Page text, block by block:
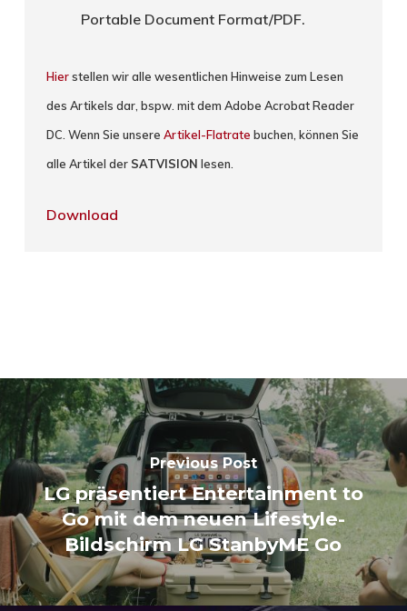
Portable Document Format/PDF.
Hierstellen wir alle wesentlichen Hinweise zum Lesen
des Artikels dar, bspw. mit dem Adobe Acrobat Reader
DC. Wenn Sie unsereArtikel-Flatrate buchen, können Sie
alle Artikel der SATVISION lesen.
Download
Previous Post
LG präsentiert Entertainment to
Go mit dem neuen Lifestyle-
Bildschirm LG StanbyME Go